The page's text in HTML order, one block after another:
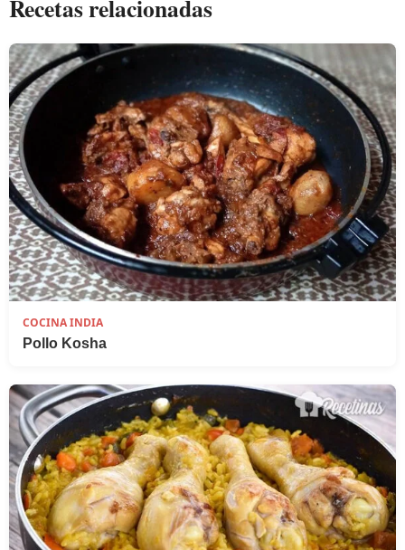
Recetas relacionadas
COCINA INDIA
Pollo Kosha